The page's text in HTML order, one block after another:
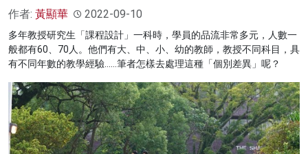
作者: 黃顯華 2022-09-10
多年教授研究生「課程設計」一科時，學員的品流非常多元，人數一
般都有60、70人。他們有大、中、小、幼的教師，教授不同科目，具
有不同年數的教學經驗……筆者怎樣去處理這種「個別差異」呢？